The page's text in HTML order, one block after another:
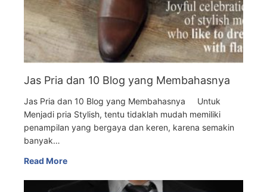
Jas Pria dan 10 Blog yang Membahasnya
Jas Pria dan 10 Blog yang Membahasnya Untuk
Menjadi pria Stylish, tentu tidaklah mudah memiliki
penampilan yang bergaya dan keren, karena semakin
banyak…
Read More